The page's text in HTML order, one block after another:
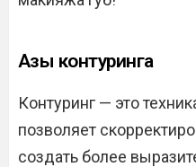
Азы контуринга
Контуринг — это
позволяет
создать более